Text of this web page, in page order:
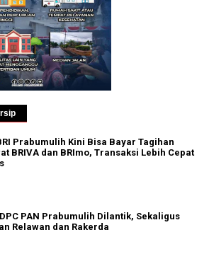
Prabumulih Kini Bisa Bayar Tagihan
BRIVA dan BRImo, Transaksi Lebih Cepat
PAN Prabumulih Dilantik, Sekaligus
Relawan dan Rakerda